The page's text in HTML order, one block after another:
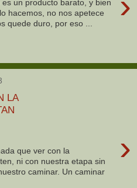
un producto barato, y bien
hacemos, no nos apetece
quede duro, por eso ...
LA
›
que ver con la
ni con nuestra etapa sin
caminar. Un caminar